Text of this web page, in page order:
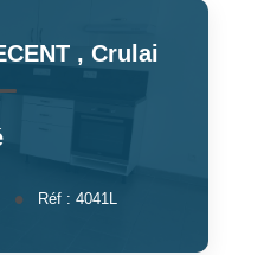
, Crulai
Réf :4041L